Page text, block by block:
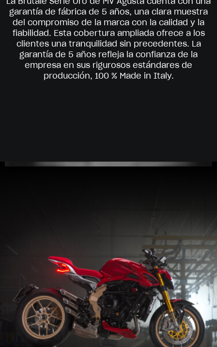
garantía de fábrica de 5 años, una clara muestra
del compromiso de la marca con la calidad y la
fiabilidad. Esta cobertura ampliada ofrece a los
clientes una tranquilidad sin precedentes. La
garantía de 5 años refleja la confianza de la
empresa en sus rigurosos estándares de
producción, 100 % Made in Italy.